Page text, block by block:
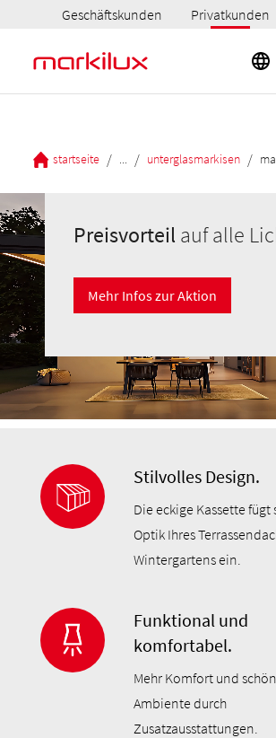
Geschäftskunden Privatkunden
startseite / / unterglasmarkisen /
Preisvorteil auf alle
Mehr Infos zur Aktion
Stilvolles Design.
Die eckige Kassette fügt
Optik Ihres
Wintergartens ein.
Funktional und
komfortabel.
Mehr Komfort und
Ambiente durch
Zusatzausstattungen.